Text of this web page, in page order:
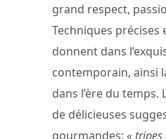
grand respect,
Techniques précises
donnent dans
contemporain, ainsi
dans l’ère du temps.
de délicieuses
gourmandes: «